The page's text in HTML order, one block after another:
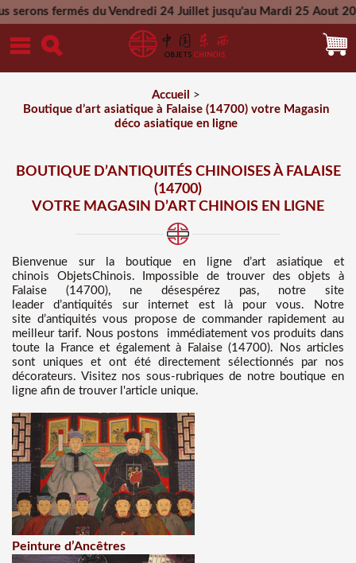
du Vendredi 24 Juillet jusqu'au Mardi 25 Aout 2026 -
Mercredi 26 Aout 2026
Accueil
>
Boutique d’art asiatique à Falaise (14700) votre Magasin
déco asiatique en ligne
BOUTIQUE D’ANTIQUITÉS CHINOISES À FALAISE
(14700)
VOTRE MAGASIN D’ART CHINOIS EN LIGNE
Bienvenue sur
la boutique en ligne d’art asiatique et
chinois ObjetsChinois. Impossible de trouver desobjets à
Falaise (14700), ne désespérez pas, notre site
leader d’antiquités sur internet est là pour vous. Notre
site d’antiquités vous propose de commander rapidement au
meilleur tarif. Nous postons immédiatement vos produits dans
toute la France et également à Falaise (14700). Nos articles
sont uniques et ont été directement sélectionnés par nos
décorateurs. Visitez nos sous-rubriques de notre boutique en
ligne afin de trouver l'article unique.
Peinture d’Ancêtres